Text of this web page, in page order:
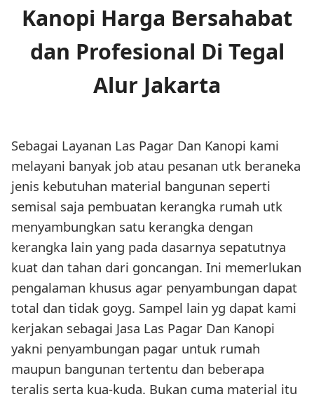
Kanopi Harga Bersahabat
dan Profesional Di Tegal
Alur Jakarta
Sebagai Layanan Las Pagar Dan Kanopi kami
melayani banyak job atau pesanan utk beraneka
jenis kebutuhan material bangunan seperti
semisal saja pembuatan kerangka rumah utk
menyambungkan satu kerangka dengan
kerangka lain yang pada dasarnya sepatutnya
kuat dan tahan dari goncangan. Ini memerlukan
pengalaman khusus agar penyambungan dapat
total dan tidak goyg. Sampel lain yg dapat kami
kerjakan sebagai Jasa Las Pagar Dan Kanopi
yakni penyambungan pagar untuk rumah
maupun bangunan tertentu dan beberapa
teralis serta kua-kuda. Bukan cuma material itu